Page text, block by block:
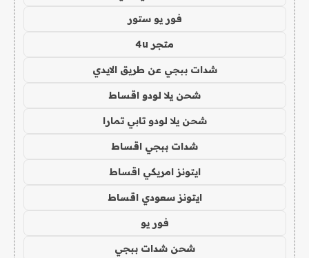
فور يو ستور
متجر 4u
شدات ببجي عن طريق الايدي
شحن يلا لودو اقساط
شحن يلا لودو تابي تمارا
شدات ببجي اقساط
ايتونز امريكي اقساط
ايتونز سعودي اقساط
فور يو
شحن شدات ببجي